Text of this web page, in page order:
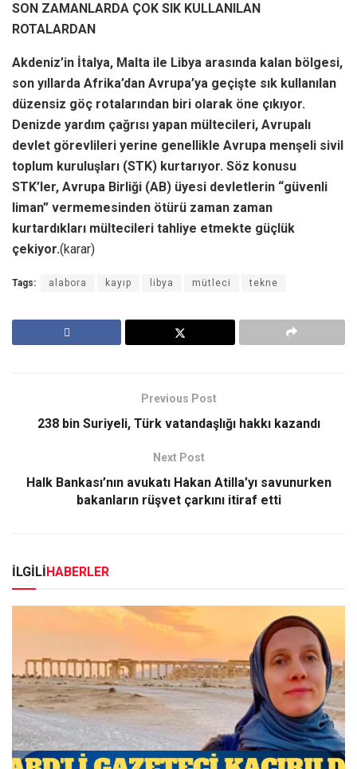
SON ZAMANLARDA ÇOK SIK KULLANILAN
ROTALARDAN
Akdeniz’in İtalya, Malta ile Libya arasında kalan bölgesi,
son yıllarda Afrika’dan Avrupa’ya geçişte sık kullanılan
düzensiz göç rotalarından biri olarak öne çıkıyor.
Denizde yardım çağrısı yapan mültecileri, Avrupalı
devlet görevlileri yerine genellikle Avrupa menşeli sivil
toplum kuruluşları (STK) kurtarıyor. Söz konusu
STK’ler, Avrupa Birliği (AB) üyesi devletlerin “güvenli
liman” vermemesinden ötürü zaman zaman
kurtardıkları mültecileri tahliye etmekte güçlük
çekiyor.(karar)
Tags: alabora kayıp libya mütleci tekne
Previous Post
238 bin Suriyeli, Türk vatandaşlığı hakkı kazandı
Next Post
Halk Bankası’nın avukatı Hakan Atilla’yı savunurken
bakanların rüşvet çarkını itiraf etti
İLGİLİHABERLER